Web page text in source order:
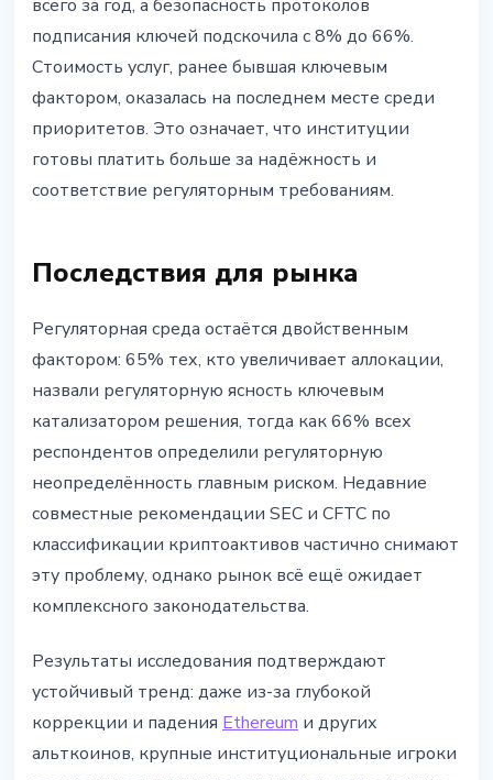
всего за год, а безопасность протоколов
подписания ключей подскочила с 8% до 66%.
Стоимость услуг, ранее бывшая ключевым
фактором, оказалась на последнем месте среди
приоритетов. Это означает, что институции
готовы платить больше за надёжность и
соответствие регуляторным требованиям.
Последствия для рынка
Регуляторная среда остаётся двойственным
фактором: 65% тех, кто увеличивает аллокации,
назвали регуляторную ясность ключевым
катализатором решения, тогда как 66% всех
респондентов определили регуляторную
неопределённость главным риском. Недавние
совместные рекомендации SEC и CFTC по
классификации криптоактивов частично снимают
эту проблему, однако рынок всё ещё ожидает
комплексного законодательства.
Результаты исследования подтверждают
устойчивый тренд: даже из-за глубокой
коррекции и падения Ethereum и других
альткоинов, крупные институциональные игроки